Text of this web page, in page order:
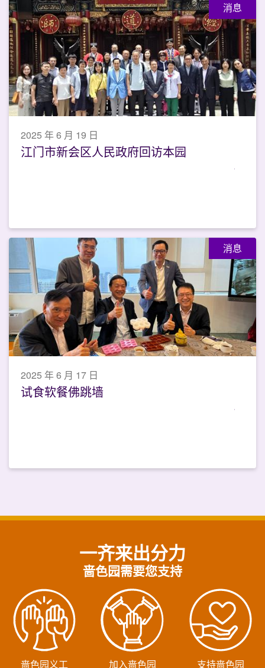
消息
2025 年 6 月 19 日
江门市新会区人民政府回访本园
消息
2025 年 6 月 17 日
试食软餐佛跳墙
一齐来出分力
啬色园需要您支持
啬色园义工 加入啬色园 支持啬色园